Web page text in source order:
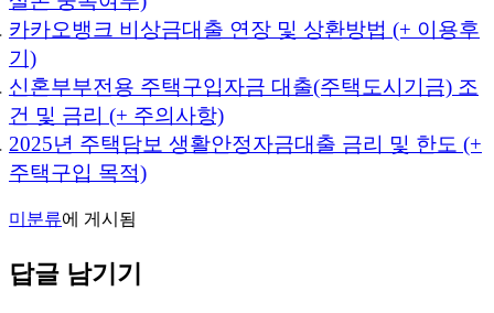
카카오뱅크 비상금대출 연장 및 상환방법 (+ 이용후
기)
신혼부부전용 주택구입자금 대출(주택도시기금) 조
건 및 금리 (+ 주의사항)
2025년 주택담보 생활안정자금대출 금리 및 한도 (+
주택구입 목적)
미분류에 게시됨
답글 남기기